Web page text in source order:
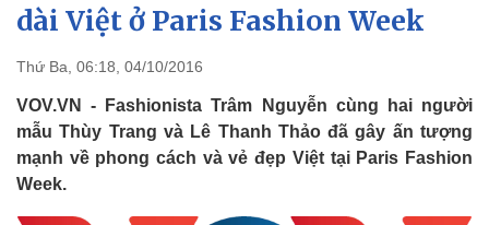
Đảng
Tổ chức nhân sự
Nhận diện sự thật
Tin 24h
Dự báo thời tiết
Việc làm
Biển đảo
dài Việt ở Paris Fashion Week
Thứ Ba, 06:18, 04/10/2016
VOV.VN - Fashionista Trâm Nguyễn cùng hai người
mẫu Thùy Trang và Lê Thanh Thảo đã gây ấn tượng
mạnh về phong cách và vẻ đẹp Việt tại Paris Fashion
Week.